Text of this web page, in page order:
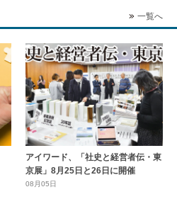
一覧へ
アイワード、「社史と経営者伝・東
京展」8月25日と26日に開催
08月05日